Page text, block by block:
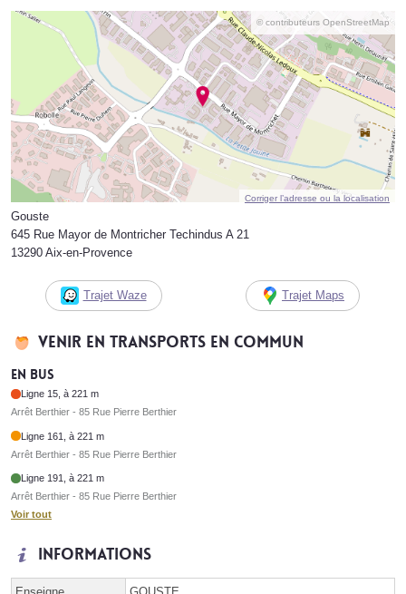
© contributeurs OpenStreetMap
Corriger l’adresse ou la localisation
Gouste
645 Rue Mayor de Montricher Techindus A 21
13290 Aix-en-Provence
Trajet Waze Trajet Maps
Venir en transports en commun
En bus
Ligne 15, à 221 m
Arrêt Berthier - 85 Rue Pierre Berthier
Ligne 161, à 221 m
Arrêt Berthier - 85 Rue Pierre Berthier
Ligne 191, à 221 m
Arrêt Berthier - 85 Rue Pierre Berthier
Voir tout
Informations